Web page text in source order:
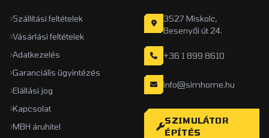
Szállítási feltételek
Vásárlási feltételek
Adatkezelés
Garanciális ügyintézés
Elállási jog
Kapcsolat
MBH áruhitel
3527 Miskolc,
Besenyői út 24.
+36 1 899 8610
info@simhome.hu
SZIMULÁTOR
ÉPÍTÉS